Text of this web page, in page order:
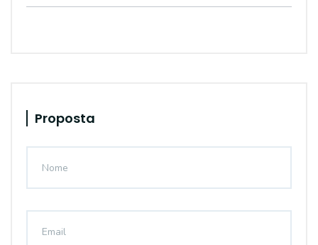
Proposta